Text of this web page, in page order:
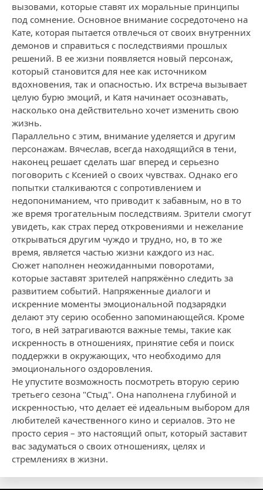
вызовами, которые ставят их моральные принципы
под сомнение. Основное внимание сосредоточено на
Кате, которая пытается отвлечься от своих внутренних
демонов и справиться с последствиями прошлых
решений. В ее жизни появляется новый персонаж,
который становится для нее как источником
вдохновения, так и опасностью. Их встреча вызывает
целую бурю эмоций, и Катя начинает осознавать,
насколько она действительно хочет изменить свою
жизнь.
Параллельно с этим, внимание уделяется и другим
персонажам. Вячеслав, всегда находящийся в тени,
наконец решает сделать шаг вперед и серьезно
поговорить с Ксенией о своих чувствах. Однако его
попытки сталкиваются с сопротивлением и
недопониманием, что приводит к забавным, но в то
же время трогательным последствиям. Зрители смогут
увидеть, как страх перед откровениями и нежелание
открываться другим чуждо и трудно, но, в то же
время, является частью жизни каждого из нас.
Сюжет наполнен неожиданными поворотами,
которые заставят зрителей напряжённо следить за
развитием событий. Напряженные диалоги и
искренние моменты эмоциональной подзарядки
делают эту серию особенно запоминающейся. Кроме
того, в ней затрагиваются важные темы, такие как
искренность в отношениях, принятие себя и поиск
поддержки в окружающих, что необходимо для
эмоционального оздоровления.
Не упустите возможность посмотреть вторую серию
третьего сезона "Стыд". Она наполнена глубиной и
искренностью, что делает её идеальным выбором для
любителей качественного кино и сериалов. Это не
просто серия – это настоящий опыт, который заставит
вас задуматься о своих отношениях, целях и
стремлениях в жизни.